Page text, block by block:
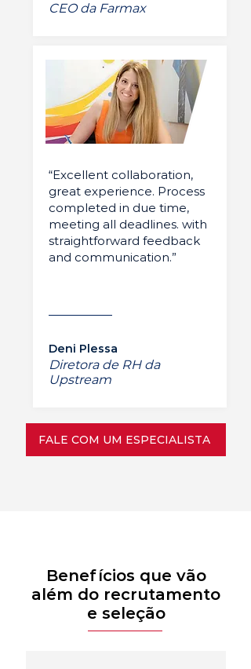
CEO da Farmax
“Excellent collaboration,
great experience. Process
completed in due time,
meeting all deadlines. with
straightforward feedback
and communication.”
Deni Plessa
Diretora de RH da
Upstream
FALE COM UM ESPECIALISTA
Benefícios que vão
além do recrutamento
e seleção